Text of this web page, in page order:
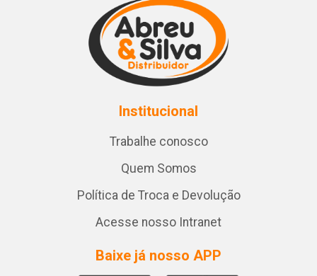
Institucional
Trabalhe conosco
Quem Somos
Política de Troca e Devolução
Acesse nosso Intranet
Baixe já nosso APP